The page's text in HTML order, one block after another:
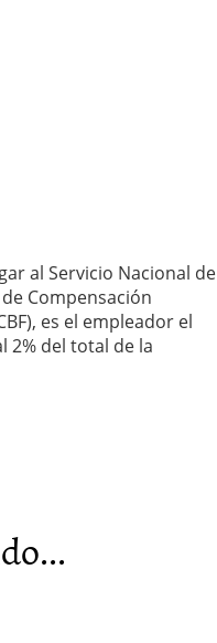
al Servicio Nacional de
Compensación
es el empleador el
2% del total de la